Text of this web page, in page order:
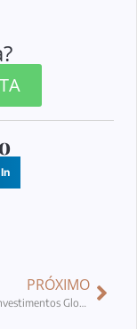
PRÓXIMO
Integrando Investimentos Globais para Maximizar Benefícios